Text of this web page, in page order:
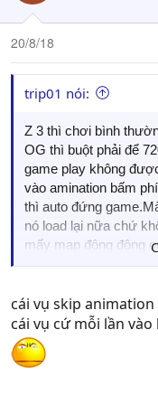
o
n
s
:
20/8/18
trip01 nói:
Z 3 thì chơi bình
OG thì buột phải để
game play không
vào amination bấm
thì auto đứng
nó load lại nữa chứ
mấy map đông đông
mấy map cuối ngoài
cái vụ skip
cái vụ cứ mỗi lần